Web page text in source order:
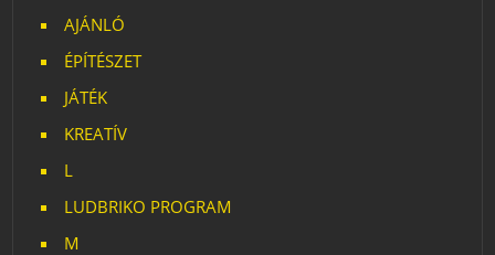
AJÁNLÓ
ÉPÍTÉSZET
JÁTÉK
KREATÍV
L
LUDBRIKO PROGRAM
M